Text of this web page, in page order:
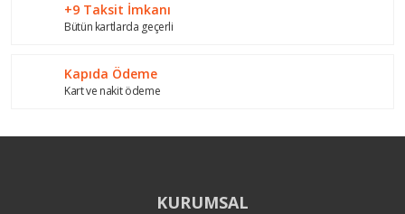
+9 Taksit İmkanı
Bütün kartlarda geçerli
Kapıda Ödeme
Kart ve nakit ödeme
KURUMSAL